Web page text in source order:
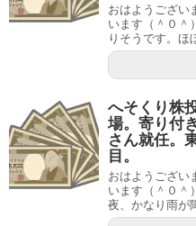
おはようござい
います（＾０＾
りそうです。ほ
へそくり株
場。寄り付
さん就任。
目。
おはようござい
います（＾０＾
夜、かなり雨が